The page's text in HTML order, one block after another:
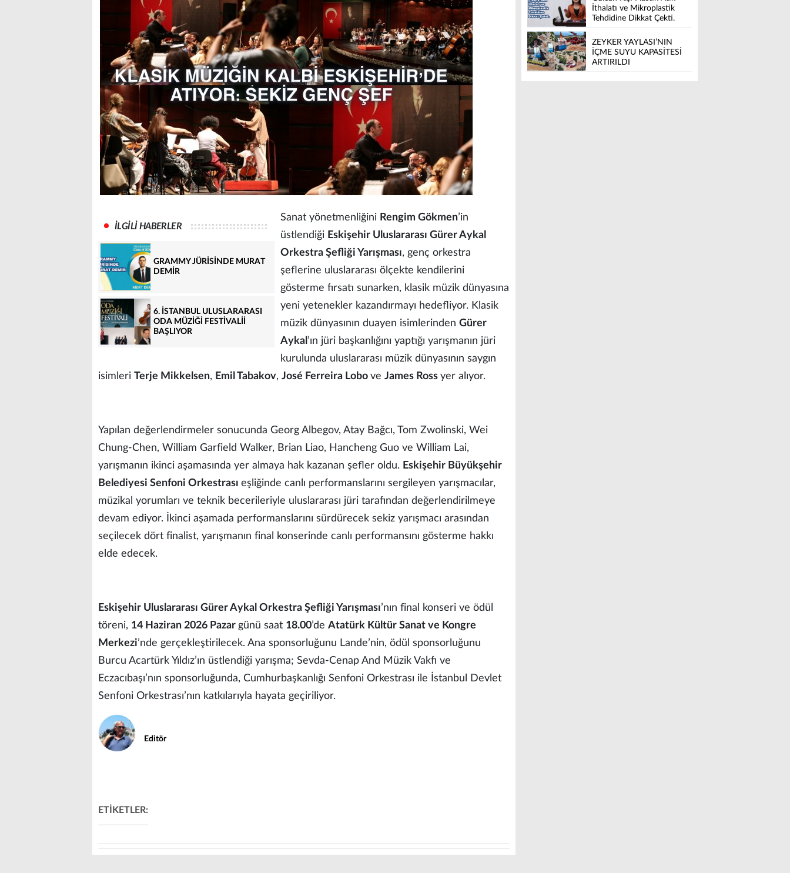
İLGİLİ HABERLER
GRAMMY JÜRİSİNDE MURAT
DEMİR
6. İSTANBUL ULUSLARARASI
ODA MÜZİĞİ FESTİVALİİ
BAŞLIYOR
Sanat yönetmenliğini Rengim Gökmen’in
üstlendiği Eskişehir Uluslararası Gürer Aykal
Orkestra Şefliği Yarışması, genç orkestra
şeflerine uluslararası ölçekte kendilerini
gösterme fırsatı sunarken, klasik müzik dünyasına
yeni yetenekler kazandırmayı hedefliyor. Klasik
müzik dünyasının duayen isimlerinden Gürer
Aykal ’ın jüri başkanlığını yaptığı yarışmanın jüri
kurulunda uluslararası müzik dünyasının saygın
isimleri Terje Mikkelsen, Emil Tabakov, José Ferreira Lobo ve James Ross yer alıyor.
Yapılan değerlendirmeler sonucunda Georg Albegov, Atay Bağcı, Tom Zwolinski, Wei
Chung-Chen, William Garfield Walker, Brian Liao, Hancheng Guo ve William Lai,
yarışmanın ikinci aşamasında yer almaya hak kazanan şefler oldu. Eskişehir Büyükşehir
Belediyesi Senfoni Orkestrası eşliğinde canlı performanslarını sergileyen yarışmacılar,
müzikal yorumları ve teknik becerileriyle uluslararası jüri tarafından değerlendirilmeye
devam ediyor. İkinci aşamada performanslarını sürdürecek sekiz yarışmacı arasından
seçilecek dört finalist, yarışmanın final konserinde canlı performansını gösterme hakkı
elde edecek.
Eskişehir Uluslararası Gürer Aykal Orkestra Şefliği Yarışması’nın final konseri ve ödül
töreni, 14 Haziran 2026 Pazar günü saat 18.00’de Atatürk Kültür Sanat ve Kongre
Merkezi’nde gerçekleştirilecek. Ana sponsorluğunu Lande’nin, ödül sponsorluğunu
Burcu Acartürk Yıldız’ın üstlendiği yarışma; Sevda-Cenap And Müzik Vakfı ve
Eczacıbaşı’nın sponsorluğunda, Cumhurbaşkanlığı Senfoni Orkestrası ile İstanbul Devlet
Senfoni Orkestrası’nın katkılarıyla hayata geçiriliyor.
Editör
ETİKETLER:
İthalatı ve Mikroplastik
Tehdidine Dikkat Çekti.
ZEYKER YAYLASI’NIN
İÇME SUYU KAPASİTESİ
ARTIRILDI